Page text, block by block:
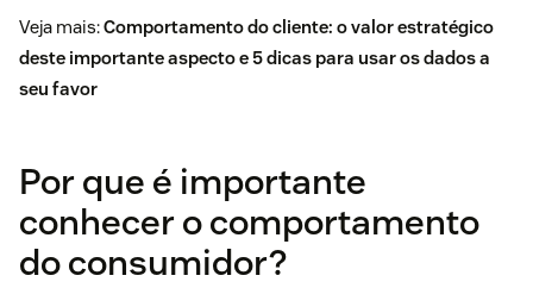
Veja mais:Comportamento do cliente: o valor estratégico
deste importante aspecto e 5 dicas para usar os dados a
seu favor
Por que é importante
conhecer o comportamento
do consumidor?